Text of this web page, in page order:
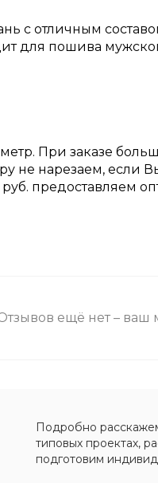
с отличным
для пошива
При заказе
не нарезаем, если
руб. предоставляем
ещё нет – ваш
Подробно
типовых проектах,
подготовим